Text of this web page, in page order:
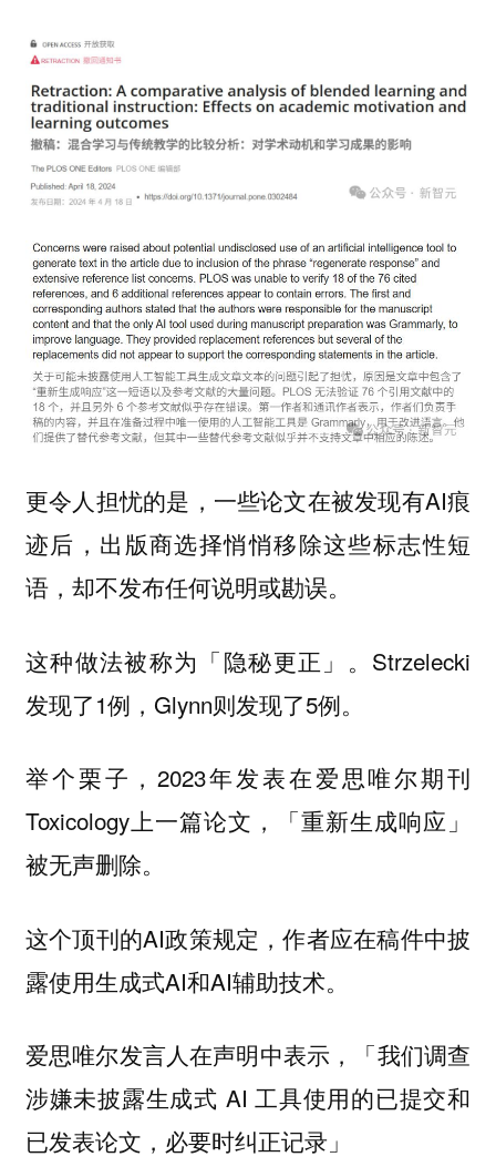
更令人担忧的是，一些论文在被发现有AI痕
迹后，出版商选择悄悄移除这些标志性短
语，却不发布任何说明或勘误。
这种做法被称为「隐秘更正」。Strzelecki
发现了1例，Glynn则发现了5例。
举个栗子，2023年发表在爱思唯尔期刊
Toxicology上一篇论文，「重新生成响应」
被无声删除。
这个顶刊的AI政策规定，作者应在稿件中披
露使用生成式AI和AI辅助技术。
爱思唯尔发言人在声明中表示，「我们调查
涉嫌未披露生成式 AI 工具使用的已提交和
已发表论文，必要时纠正记录」